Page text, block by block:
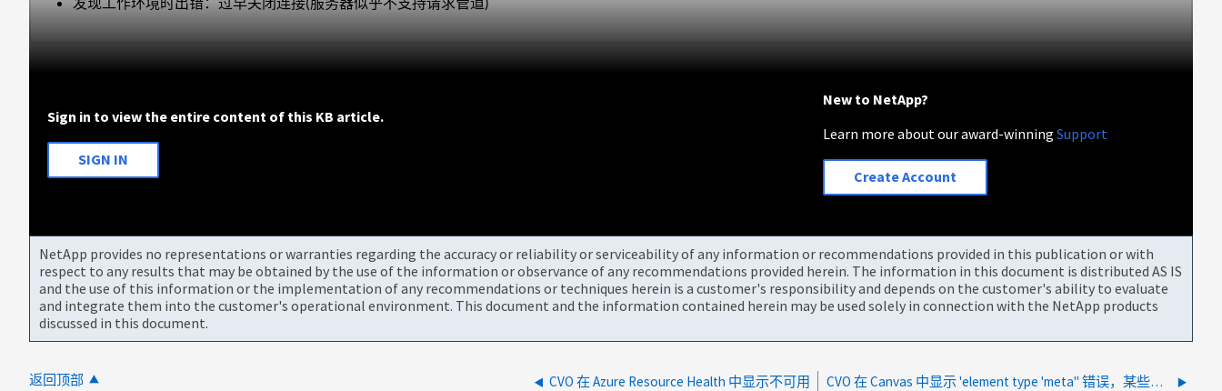
Sign in to view the entire content of this KB article.
SIGN IN
New to NetApp?
Learn more about our award-winningSupport
Create Account
NetApp provides no representations or warranties regarding the accuracy or reliability or serviceability of any information or recommendations provided in this publication or with
respect to any results that may be obtained by the use of the information or observance of any recommendations provided herein. The information in this document is distributed AS IS
and the use of this information or the implementation of any recommendations or techniques herein is a customer's responsibility and depends on the customer's ability to evaluate
and integrate them into the customer's operational environment. This document and the information contained herein may be used solely in connection with the NetApp products
discussed in this document.
返回顶部 CVO 在 Azure Resource Health 中显示不可用 CVO 在 Canvas 中显示 'element type 'meta'' 错误，某些功能无法正常工作